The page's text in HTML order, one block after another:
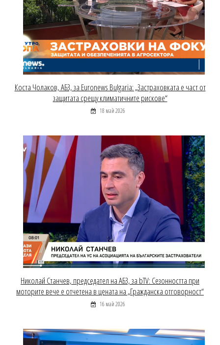
Коста Чолаков, АБЗ, за Euronews Bulgaria: „Застраховката е част от
защитата срещу климатичните рискове“
18 май 2026
Николай Станчев, председател на АБЗ, за bTV: Сезонността при
моторите вече е отчетена в цената на „Гражданска отговорност“
16 май 2026